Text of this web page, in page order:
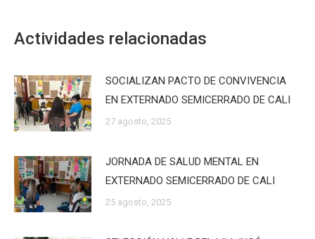
Actividades relacionadas
SOCIALIZAN PACTO DE CONVIVENCIA
EN EXTERNADO SEMICERRADO DE CALI
27 agosto, 2025
JORNADA DE SALUD MENTAL EN
EXTERNADO SEMICERRADO DE CALI
25 agosto, 2025